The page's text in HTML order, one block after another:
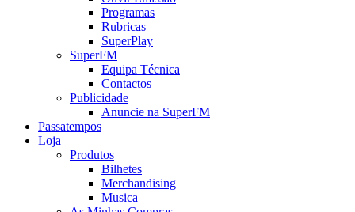
Programas
Rubricas
SuperPlay
SuperFM
Equipa Técnica
Contactos
Publicidade
Anuncie na SuperFM
Passatempos
Loja
Produtos
Bilhetes
Merchandising
Musica